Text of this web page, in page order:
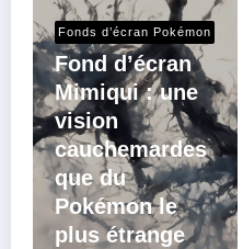
Fonds d’écran Pokémon
Fond d’écran
Mimiqui : une
vision
cauchemardes
que du
Pokémon le
plus étrange